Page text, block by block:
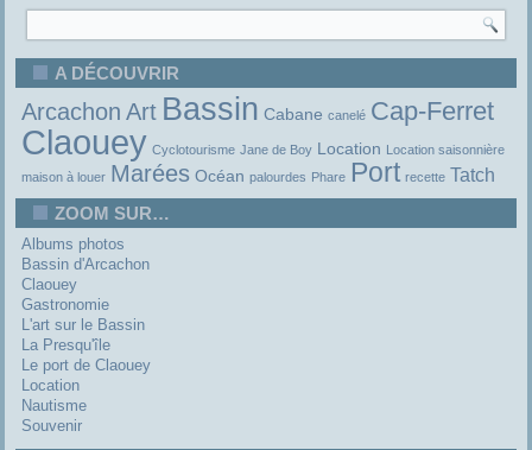
A DÉCOUVRIR
Arcachon Art Bassin Cabane canelé Cap-Ferret
Claouey Cyclotourisme Jane de Boy Location Location saisonnière
maison à louer Marées Océan palourdes Phare Port recette Tatch
ZOOM SUR…
Albums photos
Bassin d'Arcachon
Claouey
Gastronomie
L'art sur le Bassin
La Presqu'île
Le port de Claouey
Location
Nautisme
Souvenir